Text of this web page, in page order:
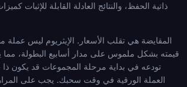
ذاتية الحفظ، والنتائج العادلة القابلة للإثبات
المقايضة هي تقلب الأسعار. الإيثريوم ليس عملة
قيمته بشكل ملموس على مدار أسابيع البطولة، مما
تودعه في بداية مرحلة المجموعات قد يكون
العملة الورقية في وقت سحبك. يجب على